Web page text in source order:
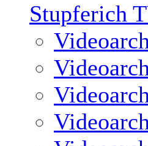
Stupferich